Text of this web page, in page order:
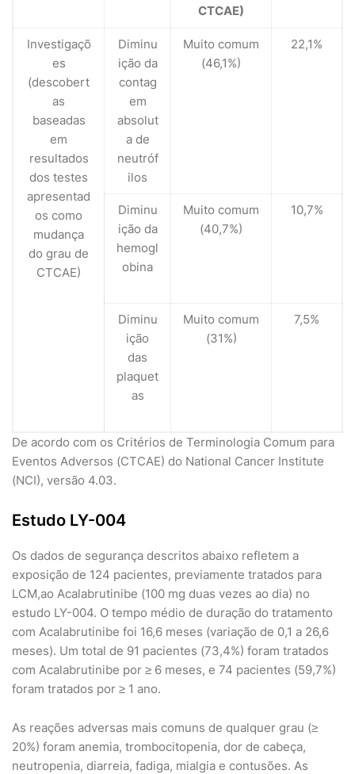
CTCAE)
Investigaçõ
es
(descobert
as
baseadas
em
resultados
dos testes
apresentad
os como
mudança
do grau de
CTCAE)
Diminu
ição da
contag
em
absolut
a de
neutróf
ilos
Muito comum
(46,1%)
22,1%
Diminu
ição da
hemogl
obina
Muito comum
(40,7%)
10,7%
Diminu
ição
das
plaquet
as
Muito comum
(31%)
7,5%
De acordo com os Critérios de Terminologia Comum para
Eventos Adversos (CTCAE) do National Cancer Institute
(NCI), versão 4.03.
Estudo LY-004
Os dados de segurança descritos abaixo refletem a
exposição de 124 pacientes, previamente tratados para
LCM,ao Acalabrutinibe (100 mg duas vezes ao dia) no
estudo LY-004. O tempo médio de duração do tratamento
com Acalabrutinibe foi 16,6 meses (variação de 0,1 a 26,6
meses). Um total de 91 pacientes (73,4%) foram tratados
com Acalabrutinibe por ≥ 6 meses, e 74 pacientes (59,7%)
foram tratados por ≥ 1 ano.
As reações adversas mais comuns de qualquer grau (≥
20%) foram anemia, trombocitopenia, dor de cabeça,
neutropenia, diarreia, fadiga, mialgia e contusões. As